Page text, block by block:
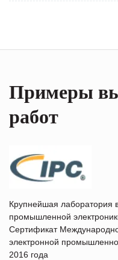
Примеры
работ
Крупнейшая лаборатория
промышленной
Сертификат
электронной
2016 года